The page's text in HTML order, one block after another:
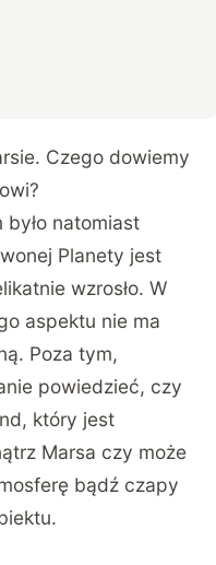
Czego dowiemy
natomiast
Planety jest
wzrosło. W
aspektu nie ma
Poza tym,
powiedzieć, czy
który jest
Marsa czy może
bądź czapy